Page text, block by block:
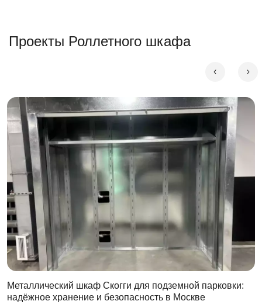
Проекты Роллетного шкафа
Металлический шкаф Скогги для подземной парковки:
надёжное хранение и безопасность в Москве